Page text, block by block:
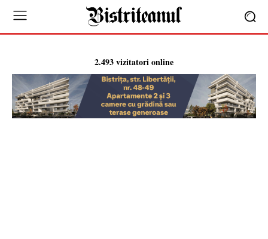
2.493 vizitatori online